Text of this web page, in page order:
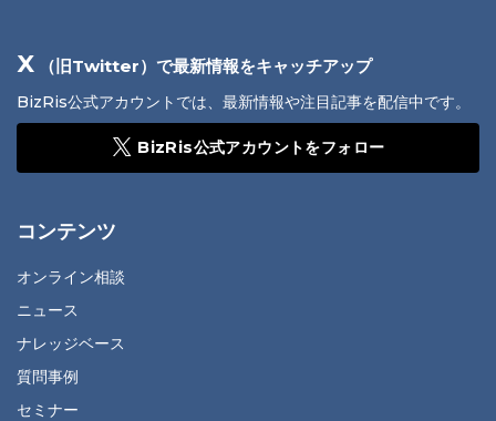
X （旧Twitter）で最新情報をキャッチアップ
BizRis公式アカウントでは、最新情報や注目記事を配信中です。
BizRis公式アカウントをフォロー
コンテンツ
オンライン相談
ニュース
ナレッジベース
質問事例
セミナー